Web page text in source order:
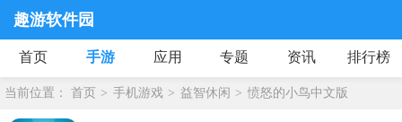
趣游软件园
首页 手游 应用 专题 资讯 排行榜
当前位置： 首页 手机游戏 益智休闲 愤怒的小鸟中文版